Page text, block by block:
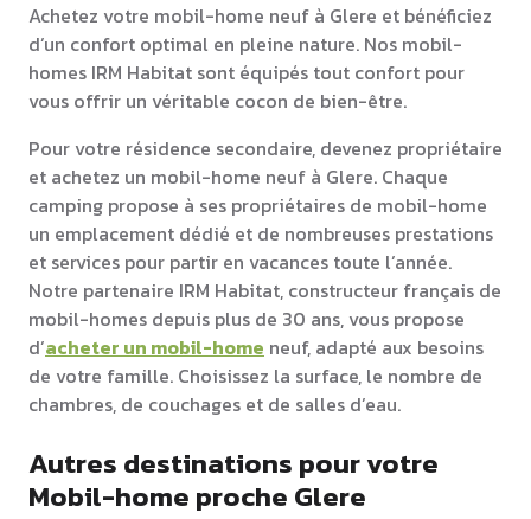
Achetez votre mobil-home neuf à Glere et bénéficiez
d’un confort optimal en pleine nature. Nos mobil-
homes IRM Habitat sont équipés tout confort pour
vous offrir un véritable cocon de bien-être.
Pour votre résidence secondaire, devenez propriétaire
et achetez un mobil-home neuf à Glere. Chaque
camping propose à ses propriétaires de mobil-home
un emplacement dédié et de nombreuses prestations
et services pour partir en vacances toute l’année.
Notre partenaire IRM Habitat, constructeur français de
mobil-homes depuis plus de 30 ans, vous propose
d’acheter un mobil-home neuf, adapté aux besoins
de votre famille. Choisissez la surface, le nombre de
chambres, de couchages et de salles d’eau.
Autres destinations pour votre
Mobil-home proche Glere